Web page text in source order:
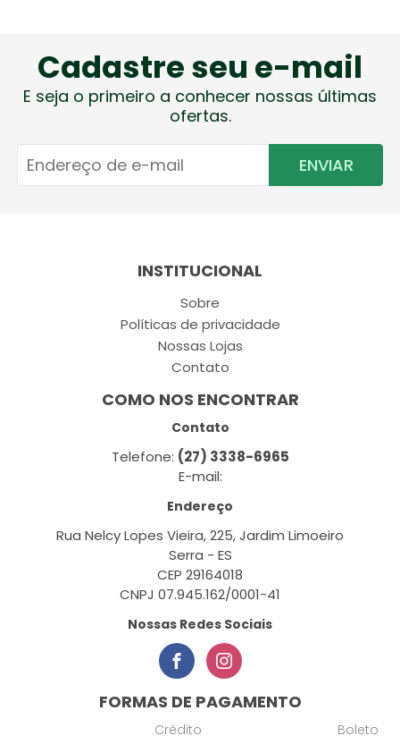
Cadastre seu e-mail
E seja o primeiro a conhecer nossas últimas
ofertas.
ENVIAR
INSTITUCIONAL
Sobre
Políticas de privacidade
Nossas Lojas
Contato
COMO NOS ENCONTRAR
Contato
Telefone: (27) 3338-6965
E-mail:
Endereço
Rua Nelcy Lopes Vieira, 225, Jardim Limoeiro
Serra - ES
CEP 29164018
CNPJ 07.945.162/0001-41
Nossas Redes Sociais
FORMAS DE PAGAMENTO
Crédito Boleto